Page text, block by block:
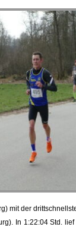
mit der
In 1:22:04 Std.